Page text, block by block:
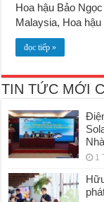
Hoa hậu Bảo
Malaysia, Hoa hậu
đọc tiếp »
TIN TỨC MỚI
1